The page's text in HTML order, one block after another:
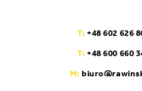
T: +48 602 626
T: +48 600 660
M: